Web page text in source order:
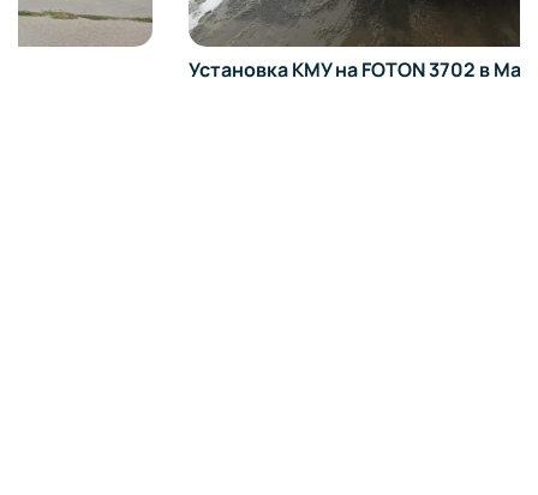
Установка КМУ на FOTON 3702 в Майкопе